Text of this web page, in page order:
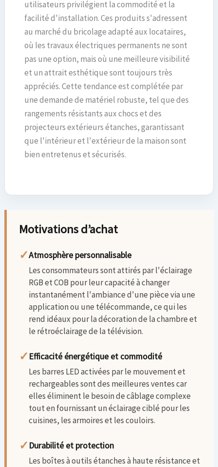
utilisateurs privilégient la commodité et la
facilité d'installation. Ces produits s'adressent
au marché du bricolage adapté aux locataires,
où les travaux électriques permanents ne sont
pas une option, mais où une meilleure visibilité
et un attrait esthétique sont toujours très
appréciés. Cette tendance est complétée par
une demande de matériel robuste, tel que des
rangements résistants aux chocs et des
projecteurs extérieurs étanches, garantissant
que l'intérieur et l'extérieur de la maison sont
bien entretenus et sécurisés.
Motivations d’achat
✓Atmosphère personnalisable
Les consommateurs sont attirés par l'éclairage
RGB et COB pour leur capacité à changer
instantanément l'ambiance d'une pièce via une
application ou une télécommande, ce qui les
rend idéaux pour la décoration de la chambre et
le rétroéclairage de la télévision.
✓ Efficacité énergétique et commodité
Les barres LED activées par le mouvement et
rechargeables sont des meilleures ventes car
elles éliminent le besoin de câblage complexe
tout en fournissant un éclairage ciblé pour les
cuisines, les armoires et les couloirs.
✓ Durabilité et protection
Les boîtes à outils étanches à haute résistance et